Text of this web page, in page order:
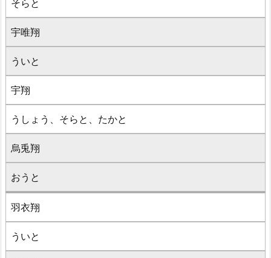
そらと
宇唯翔
ういと
宇翔
うしょう、そらと、たかと
烏兎翔
おうと
羽衣翔
ういと